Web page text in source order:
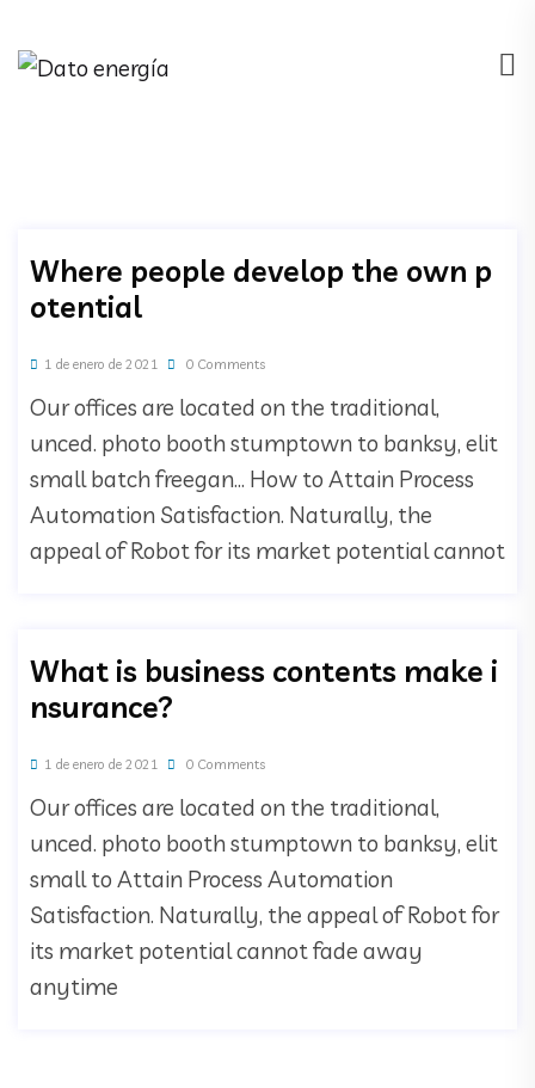
Where people develop the own p
otential
1 de enero de 2021 0 Comments
Our offices are located on the traditional,
unced. photo booth stumptown to banksy, elit
small batch freegan… How to Attain Process
Automation Satisfaction. Naturally, the
appeal of Robot for its market potential cannot
What is business contents make i
nsurance?
1 de enero de 2021 0 Comments
Our offices are located on the traditional,
unced. photo booth stumptown to banksy, elit
small to Attain Process Automation
Satisfaction. Naturally, the appeal of Robot for
its market potential cannot fade away
anytime